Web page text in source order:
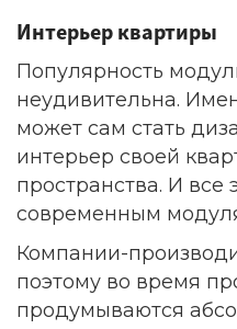
Интерьер квартиры
Популярность
неудивительна.
может сам стать
интерьер своей
пространства. И все
современным
Компании-
поэтому во время
продумываются